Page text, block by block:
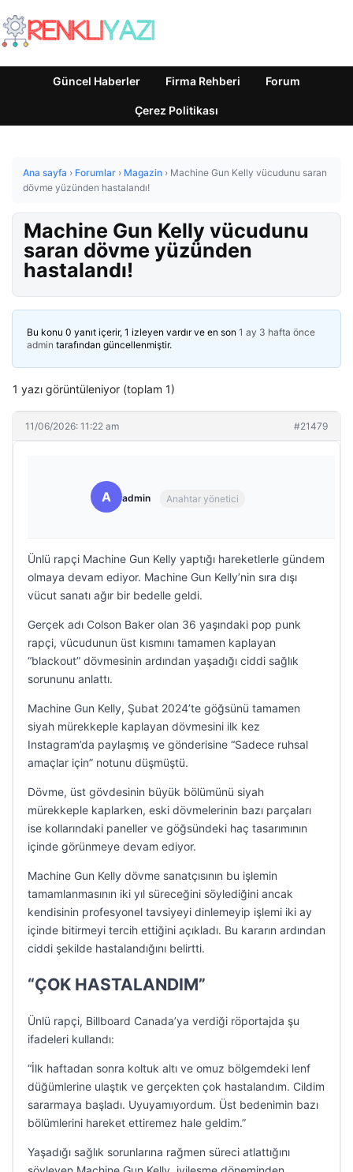
Güncel Haberler Firma Rehberi Forum
Çerez Politikası
Ana sayfa › Forumlar › Magazin › Machine Gun Kelly vücudunu saran
dövme yüzünden hastalandı!
Machine Gun Kelly vücudunu
saran dövme yüzünden
hastalandı!
Bu konu 0 yanıt içerir, 1 izleyen vardır ve en son 1 ay 3 hafta önce
admin tarafından güncellenmiştir.
1 yazı görüntüleniyor (toplam 1)
11/06/2026: 11:22 am #21479
A admin Anahtar yönetici
Ünlü rapçi Machine Gun Kelly yaptığı hareketlerle gündem
olmaya devam ediyor. Machine Gun Kelly’nin sıra dışı
vücut sanatı ağır bir bedelle geldi.
Gerçek adı Colson Baker olan 36 yaşındaki pop punk
rapçi, vücudunun üst kısmını tamamen kaplayan
“blackout” dövmesinin ardından yaşadığı ciddi sağlık
sorununu anlattı.
Machine Gun Kelly, Şubat 2024’te göğsünü tamamen
siyah mürekkeple kaplayan dövmesini ilk kez
Instagram’da paylaşmış ve gönderisine “Sadece ruhsal
amaçlar için” notunu düşmüştü.
Dövme, üst gövdesinin büyük bölümünü siyah
mürekkeple kaplarken, eski dövmelerinin bazı parçaları
ise kollarındaki paneller ve göğsündeki haç tasarımının
içinde görünmeye devam ediyor.
Machine Gun Kelly dövme sanatçısının bu işlemin
tamamlanmasının iki yıl süreceğini söylediğini ancak
kendisinin profesyonel tavsiyeyi dinlemeyip işlemi iki ay
içinde bitirmeyi tercih ettiğini açıkladı. Bu kararın ardından
ciddi şekilde hastalandığını belirtti.
“ÇOK HASTALANDIM”
Ünlü rapçi, Billboard Canada’ya verdiği röportajda şu
ifadeleri kullandı:
“İlk haftadan sonra koltuk altı ve omuz bölgemdeki lenf
düğümlerine ulaştık ve gerçekten çok hastalandım. Cildim
sararmaya başladı. Uyuyamıyordum. Üst bedenimin bazı
bölümlerini hareket ettiremez hale geldim.”
Yaşadığı sağlık sorunlarına rağmen süreci atlattığını